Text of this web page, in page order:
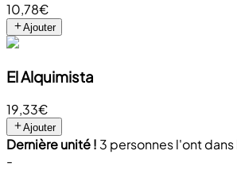
10,78€
Ajouter
El Alquimista
19,33€
Ajouter
Dernière unité ! 3 personnes l'ont
-